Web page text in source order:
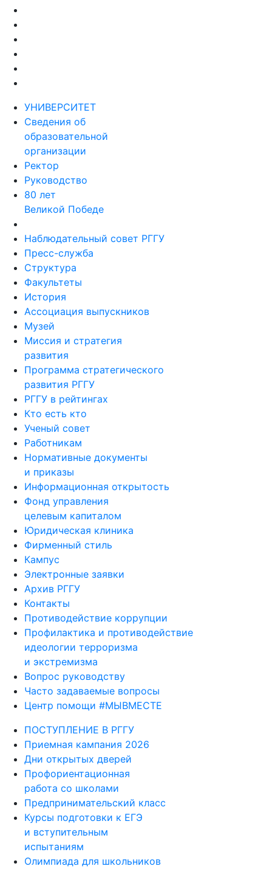
УНИВЕРСИТЕТ
Сведения об
образовательной
организации
Ректор
Руководство
80 лет
Великой Победе
Наблюдательный совет РГГУ
Пресс-служба
Структура
Факультеты
История
Ассоциация выпускников
Музей
Миссия и стратегия
развития
Программа стратегического
развития РГГУ
РГГУ в рейтингах
Кто есть кто
Ученый совет
Работникам
Нормативные документы
и приказы
Информационная открытость
Фонд управления
целевым капиталом
Юридическая клиника
Фирменный стиль
Кампус
Электронные заявки
Архив РГГУ
Контакты
Противодействие коррупции
Профилактика и противодействие
идеологии терроризма
и экстремизма
Вопрос руководству
Часто задаваемые вопросы
Центр помощи #МЫВМЕСТЕ
ПОСТУПЛЕНИЕ В РГГУ
Приемная кампания 2026
Дни открытых дверей
Профориентационная
работа со школами
Предпринимательский класс
Курсы подготовки к ЕГЭ
и вступительным
испытаниям
Олимпиада для школьников